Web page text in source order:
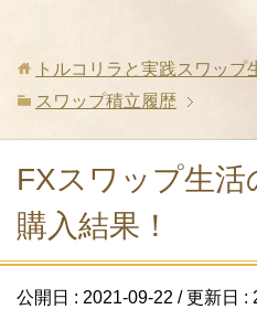
トルコリラと実践スワップ
スワップ積立履歴
FXスワップ生活
購入結果！
公開日 : 2021-09-22 / 更新日 :